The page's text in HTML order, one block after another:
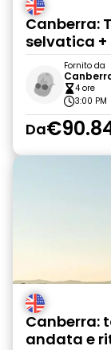
Canberra:
selvatica
Fornito da
4 ore
3:00 PM
Da
Canberra:
andata e